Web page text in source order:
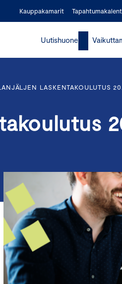
Kauppakamarit
Uutishuone
LASKENTAKOULUTUS